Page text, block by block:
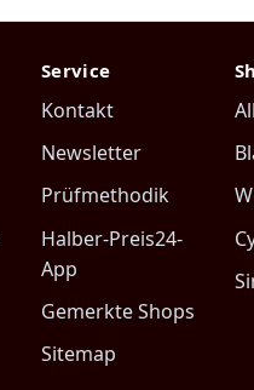
Service
Kontakt
Newsletter
Prüfmethodik
Halber-Preis24-
App
Gemerkte Shops
Sitemap